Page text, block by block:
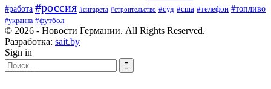
#работа #россия #сигарета #строительство #суд #сша #телефон #топливо
#украина #футбол
© 2026 - Новости Германии. All Rights Reserved.
Разработка: sait.by
Sign in